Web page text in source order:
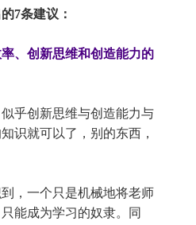
7条建议：
、创新思维和创造能力的
乎创新思维与创造能力与
识就可以了，别的东西，
，一个只是机械地将老师
能成为学习的奴隶。同